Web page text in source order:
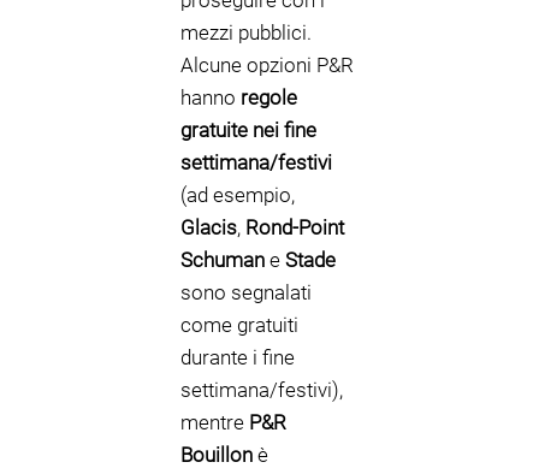
mezzi pubblici.
Alcune opzioni P&R
hanno regole
gratuite nei fine
settimana/festivi
(ad esempio,
Glacis, Rond-Point
Schuman e Stade
sono segnalati
come gratuiti
durante i fine
settimana/festivi),
mentre P&R
Bouillon è